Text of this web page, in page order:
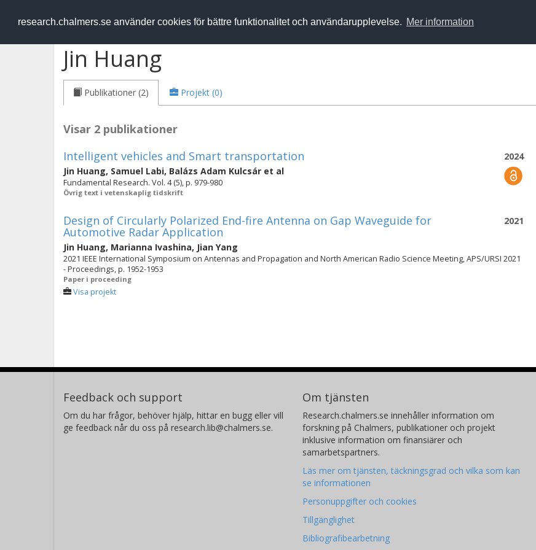
research.chalmers.se använder cookies för bättre funktionalitet och användarupplevelse. Mer information
RESEARCH.chalmers.se
Jin Huang
Publikationer (2) Projekt (0)
Visar 2 publikationer
2024
Intelligent vehicles and Smart transportation
Jin Huang, Samuel Labi, Balázs Adam Kulcsár et al
Fundamental Research. Vol. 4 (5), p. 979-980
Övrig text i vetenskaplig tidskrift
2021
Design of Circularly Polarized End-fire Antenna on Gap Waveguide for
Automotive Radar Application
Jin Huang, Marianna Ivashina, Jian Yang
2021 IEEE International Symposium on Antennas and Propagation and North American Radio Science Meeting, APS/URSI 2021
- Proceedings, p. 1952-1953
Paper i proceeding
Visa projekt
Feedback och support
Om du har frågor, behöver hjälp, hittar en bugg eller vill
ge feedback når du oss på research.lib@chalmers.se.
Om tjänsten
Research.chalmers.se innehåller information om
forskning på Chalmers, publikationer och projekt
inklusive information om finansiärer och
samarbetspartners.
Läs mer om tjänsten, täckningsgrad och vilka som kan
se informationen
Personuppgifter och cookies
Tillgänglighet
Bibliografibearbetning